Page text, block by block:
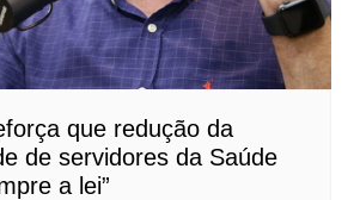
que redução da
de servidores da Saúde
a lei”